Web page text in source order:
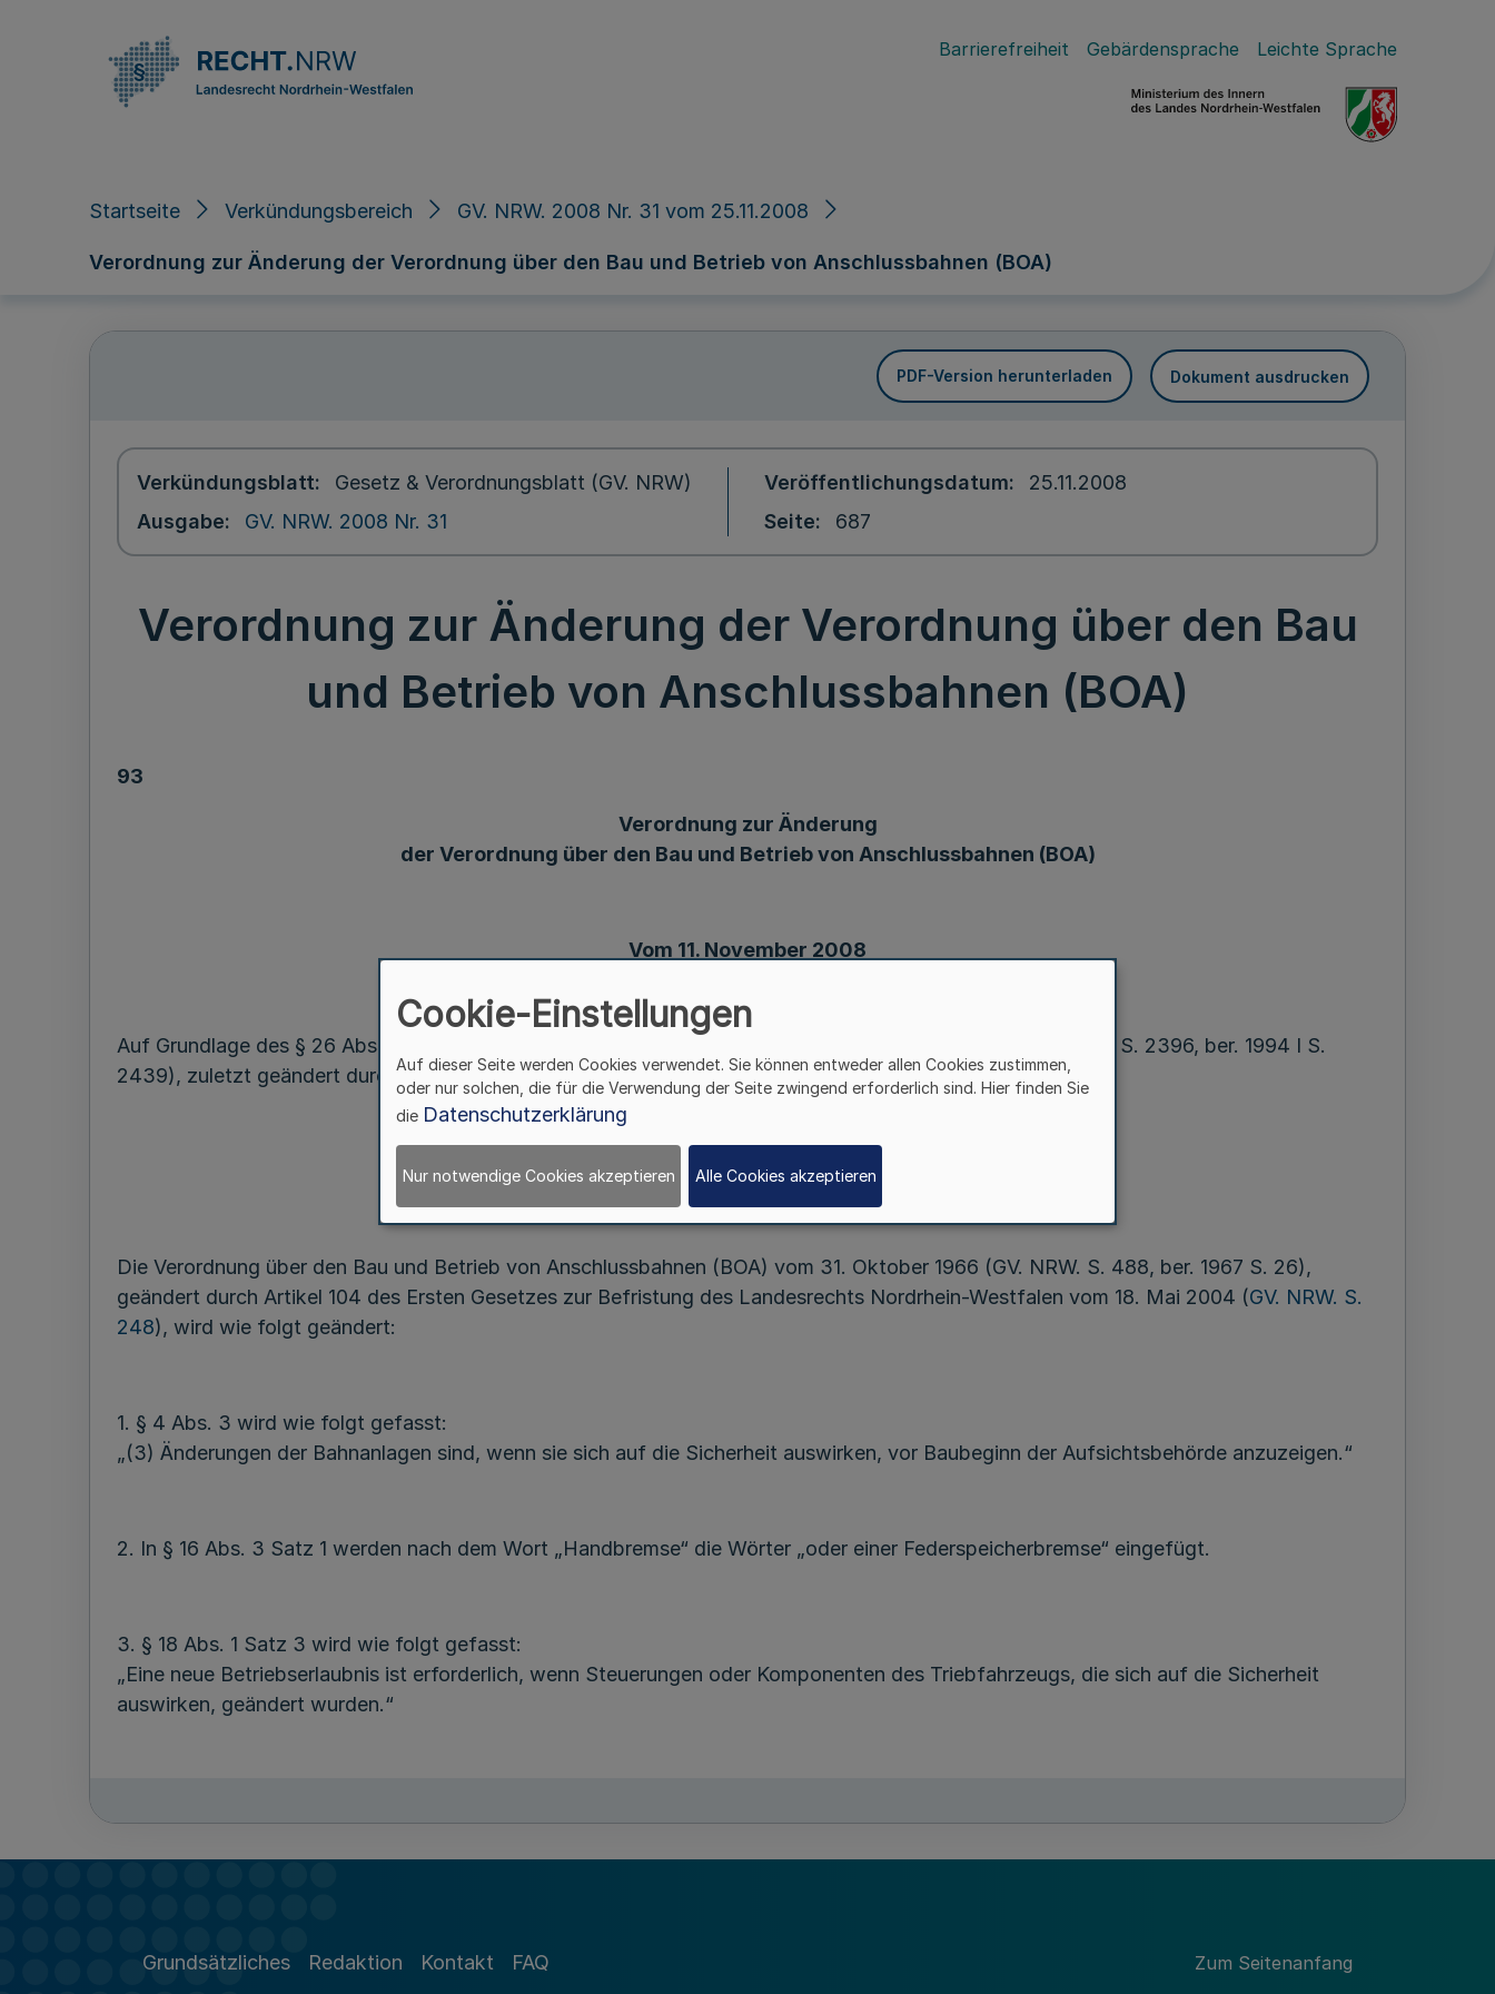
Barrierefreiheit Gebärdensprache Leichte Sprache
Startseite Verkündungsbereich GV. NRW. 2008 Nr. 31 vom 25.11.2008
Verordnung zur Änderung der Verordnung über den Bau und Betrieb von Anschlussbahnen (BOA)
PDF-Version herunterladen Dokument ausdrucken
Verkündungsblatt
Gesetz & Verordnungsblatt (GV. NRW)
Ausgabe
GV. NRW. 2008 Nr. 31
Veröffentlichungsdatum
25.11.2008
Seite
687
Verordnung zur Änderung der Verordnung über den Bau
und Betrieb von Anschlussbahnen (BOA)
93
Verordnung zur Änderung
der Verordnung über den Bau und Betrieb von Anschlussbahnen (BOA)
Vom 11. November 2008
Auf Grundlage des § 26 Abs. 5 Satz 3 des Allgemeinen Eisenbahngesetzes vom 27. Dezember 1993 (BGBl. I S. 2396, ber. 1994 I S.
2439), zuletzt geändert durch Artikel 8 des Gesetzes vom 26. Februar 2008 (BGBl. I S 215), wird verordnet:
Artikel 1
Die Verordnung über den Bau und Betrieb von Anschlussbahnen (BOA) vom 31. Oktober 1966 (GV. NRW. S. 488, ber. 1967 S. 26),
geändert durch Artikel 104 des Ersten Gesetzes zur Befristung des Landesrechts Nordrhein-Westfalen vom 18. Mai 2004 (GV. NRW. S.
248), wird wie folgt geändert:
1. § 4 Abs. 3 wird wie folgt gefasst:
„(3) Änderungen der Bahnanlagen sind, wenn sie sich auf die Sicherheit auswirken, vor Baubeginn der Aufsichtsbehörde anzuzeigen.“
2. In § 16 Abs. 3 Satz 1 werden nach dem Wort „Handbremse“ die Wörter „oder einer Federspeicherbremse“ eingefügt.
3. § 18 Abs. 1 Satz 3 wird wie folgt gefasst:
„Eine neue Betriebserlaubnis ist erforderlich, wenn Steuerungen oder Komponenten des Triebfahrzeugs, die sich auf die Sicherheit
auswirken, geändert wurden.“
„(5) Als Kesselprüfer im Sinne dieser Verordnung sind zugelassen:
Grundsätzliches
Redaktion Kontakt FAQ Zum Seitenanfang
Cookie-Einstellungen
Auf dieser Seite werden Cookies verwendet. Sie können entweder allen Cookies zustimmen,
oder nur solchen, die für die Verwendung der Seite zwingend erforderlich sind. Hier finden Sie
die Datenschutzerklärung
Nur notwendige Cookies akzeptieren Alle Cookies akzeptieren